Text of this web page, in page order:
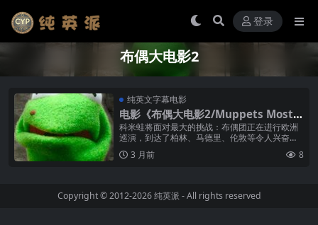
登录
布偶大电影2
纯英文字幕电影
电影《布偶大电影2/Muppets Most
Wanted》纯英文字幕高清MP4下载
科米蛙将面对最大的挑战：布偶团正在进行欧洲
巡演，到达了柏林、马德里、伦敦等令人兴奋的
城市。但很快一个和科米蛙长得几乎一模一样的
神秘全球性犯罪首领取而代之，开始了...
3 月前 8
Copyright © 2012-2026纯英派 - All rights reserved